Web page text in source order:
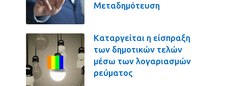
Μεταδημότευση
Καταργείται η είσπραξη
των δημοτικών τελών
μέσω των λογαριασμών
ρεύματος